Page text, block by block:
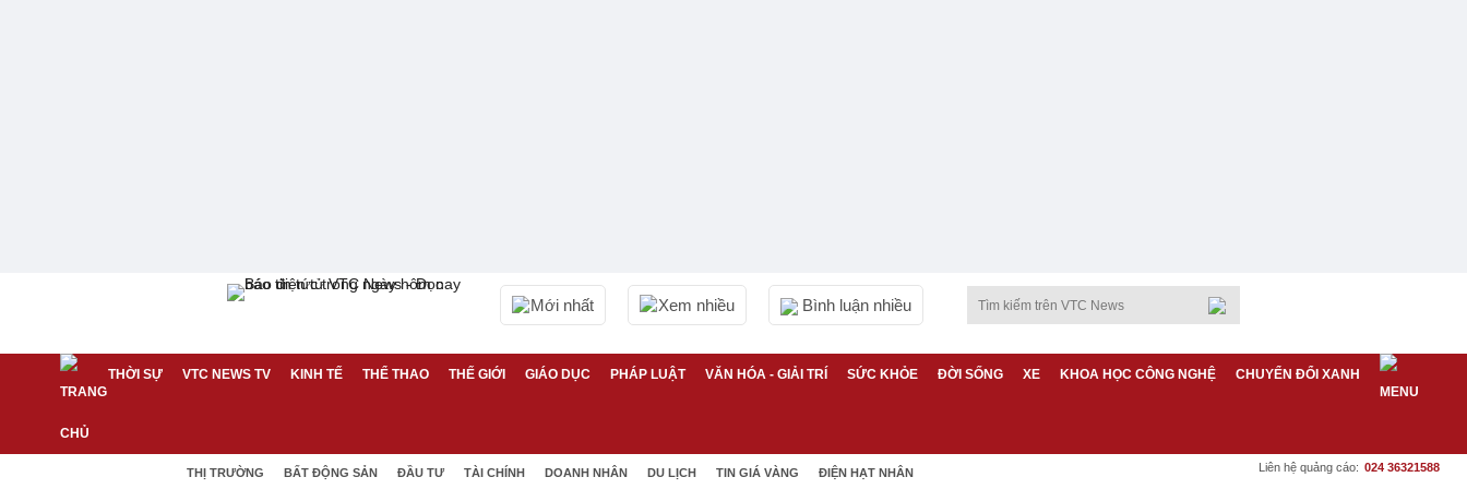
Mới nhất Xem nhiều Bình luận nhiều
THỜI SỰ VTC NEWS TV KINH TẾ THỂ THAO THẾ GIỚI GIÁO DỤC PHÁP LUẬT VĂN HÓA - GIẢI TRÍ SỨC KHỎE ĐỜI SỐNG XE KHOA HỌC CÔNG NGHỆ CHUYỂN ĐỔI XANH
THỊ TRƯỜNG BẤT ĐỘNG SẢN ĐẦU TƯ TÀI CHÍNH DOANH NHÂN DU LỊCH TIN GIÁ VÀNG ĐIỆN HẠT NHÂN Liên hệ quảng cáo: 024 36321588